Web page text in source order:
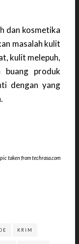
dan kosmetika
masalah kulit
kulit melepuh,
buang produk
dengan yang
taken from techrasa.com
KRIM